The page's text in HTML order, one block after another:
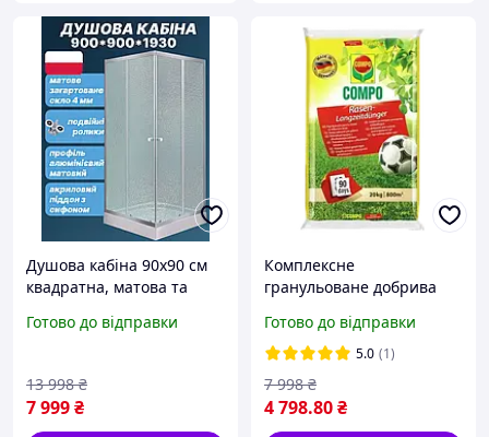
Душова кабіна 90х90 см
квадратна, матова та
Готово до відправки
7 999₴
13 998 ₴
Комплексне
гранульоване добрива
тривале добрива проти
моху та бур'янів
Готово до відправки
5.0 (1)
4 798.80₴
7 998 ₴